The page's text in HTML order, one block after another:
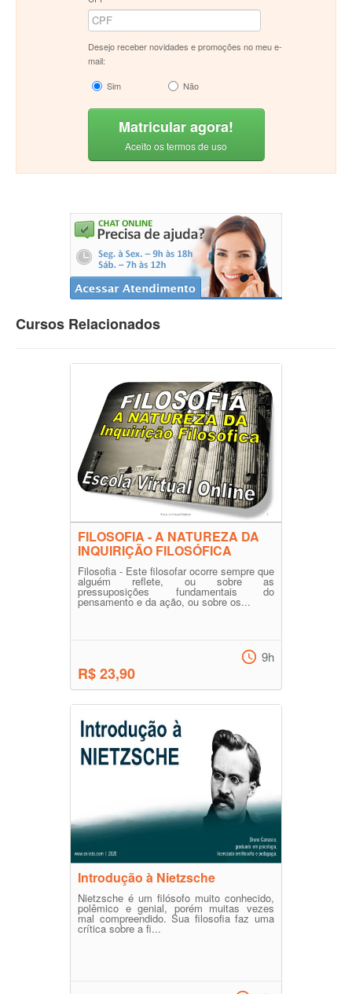
Desejo receber novidades e promoções no meu e-
mail:
Sim
Não
Matricular agora!
Aceito os termos de uso
Cursos Relacionados
FILOSOFIA - A NATUREZA DA
INQUIRIÇÃO FILOSÓFICA
Filosofia - Este filosofar ocorre sempre que
alguém reflete, ou sobre as
pressuposições fundamentais do
pensamento e da ação, ou sobre os...
R$ 23,90
9h
Introdução à Nietzsche
Nietzsche é um filósofo muito conhecido,
polêmico e genial, porém muitas vezes
mal compreendido. Sua filosofia faz uma
crítica sobre a fi...